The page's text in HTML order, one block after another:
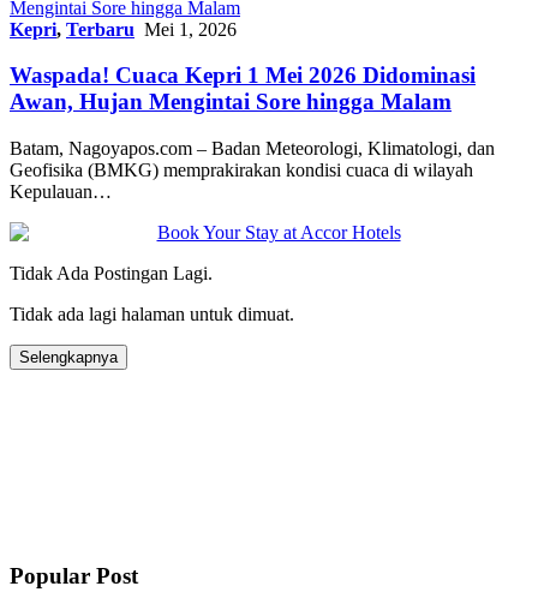
Kepri, Terbaru Mei 1, 2026
Waspada! Cuaca Kepri 1 Mei 2026 Didominasi
Awan, Hujan Mengintai Sore hingga Malam
Batam, Nagoyapos.com – Badan Meteorologi, Klimatologi, dan
Geofisika (BMKG) memprakirakan kondisi cuaca di wilayah
Kepulauan…
Tidak Ada Postingan Lagi.
Tidak ada lagi halaman untuk dimuat.
Selengkapnya
Popular Post